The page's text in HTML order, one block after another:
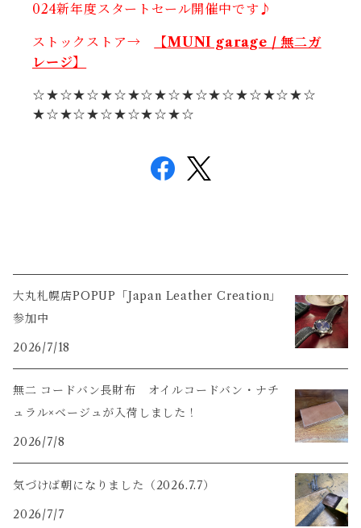
024新年度スタートセール開催中です♪
ストックストア→
【MUNI garage / 無二ガ
レージ】
☆★☆★☆★☆★☆★☆★☆★☆★☆★☆★☆
★☆★☆★☆★☆★☆★☆
大丸札幌店POPUP「Japan Leather Creation」
参加中
2026/7/18
無二 コードバン長財布 オイルコードバン・ナチ
ュラル×ベージュが入荷しました！
2026/7/8
気づけば朝になりました（2026.7.7）
2026/7/7